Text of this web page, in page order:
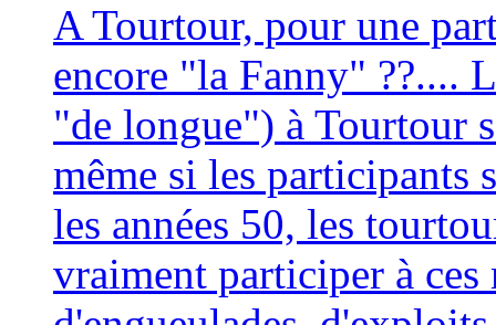
A Tourtour, pour une
encore "la Fanny" ??....
"de longue") à Tourtour
même si les participants
les années 50, les
vraiment participer à